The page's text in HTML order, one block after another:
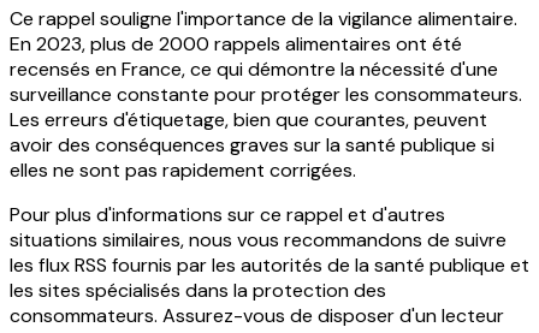
Ce rappel souligne l'importance de la vigilance alimentaire.
En 2023, plus de 2000 rappels alimentaires ont été
recensés en France, ce qui démontre la nécessité d'une
surveillance constante pour protéger les consommateurs.
Les erreurs d'étiquetage, bien que courantes, peuvent
avoir des conséquences graves sur la santé publique si
elles ne sont pas rapidement corrigées.
Pour plus d'informations sur ce rappel et d'autres
situations similaires, nous vous recommandons de suivre
les flux RSS fournis par les autorités de la santé publique et
les sites spécialisés dans la protection des
consommateurs. Assurez-vous de disposer d'un lecteur